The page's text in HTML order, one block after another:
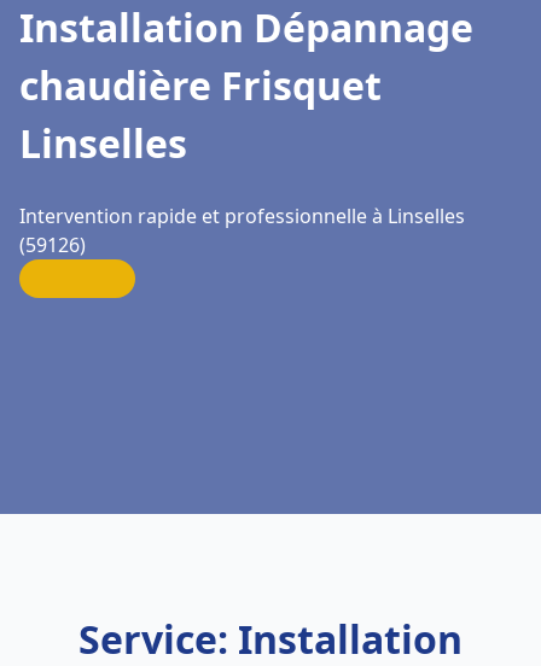
Installation Dépannage
chaudière Frisquet
Linselles
Intervention rapide et professionnelle à Linselles
(59126)
Service: Installation